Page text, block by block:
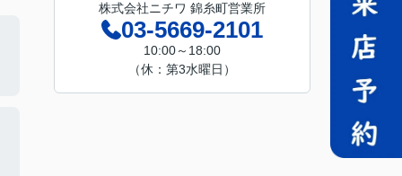
株式会社ニチワ 錦糸町営業所
03-5669-2101
10:00～18:00
（休：第3水曜日）